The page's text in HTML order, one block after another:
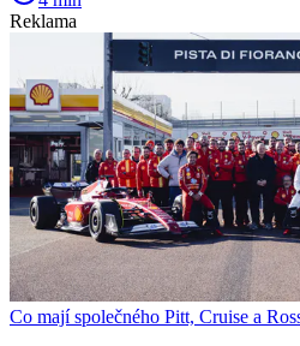
Reklama
Co mají společného Pitt, Cruise a